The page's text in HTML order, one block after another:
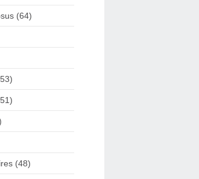
(64)
(48)